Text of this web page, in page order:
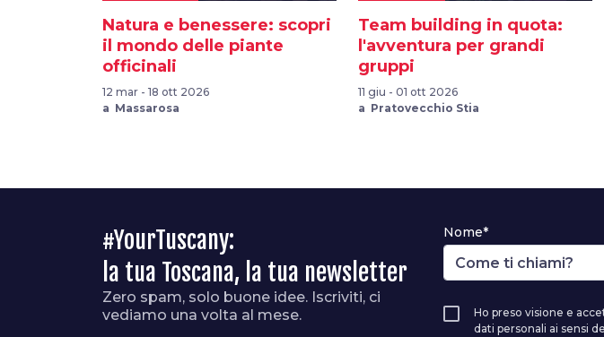
Natura e benessere: scopri
il mondo delle piante
officinali
12 mar - 18 ott 2026
a Massarosa
Team building in quota:
l'avventura per grandi
gruppi
11 giu - 01 ott 2026
a Pratovecchio Stia
#YourTuscany:
la tua Toscana, la tua newsletter
Zero spam, solo buone idee. Iscriviti, ci
vediamo una volta al mese.
Nome*
Ho preso visione e
dati personali ai sensi